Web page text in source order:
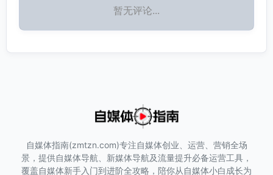
暂无评论...
自媒体指南(zmtzn.com)专注自媒体创业、运营、营销全场
景，提供自媒体导航、新媒体导航及流量提升必备运营工具，
覆盖自媒体新手入门到进阶全攻略，陪你从自媒体小白成长为